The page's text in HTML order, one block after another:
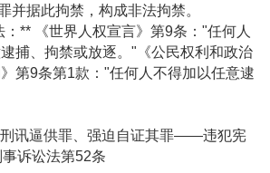
并据此拘禁，构成非法拘禁。
：** 《世界人权宣言》第9条："任何人
捕、拘禁或放逐。"《公民权利和政治
第9条第1款："任何人不得加以任意逮
讯逼供罪、强迫自证其罪——违犯宪
诉讼法第52条